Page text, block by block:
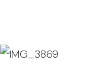
IMG_3869